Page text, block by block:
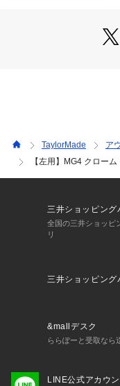
メンズ
カテゴリー：アウトドア
TaylorMade ア
【左用】MG4 クロー
三井ショッピング
全国の三井ショッピ
リ
三井ショッピング
&mallデスク
ららぽーと受取なら
LINE公式アカウン